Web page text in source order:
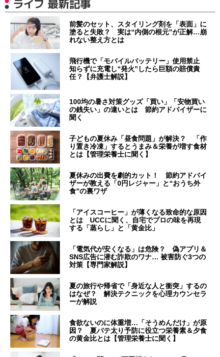
ライフ 最新記事
前髪のセット、スタイリング剤を「表面」に
塗ると失敗？ 実は“内側の根元”が正解…崩
れない整え方とは
飛行機で「モバイルバッテリー」使用禁止
知らずに充電し“発火”したら巨額の賠償責
任？【弁護士解説】
100均の暑さ対策グッズ「買い」「安物買い
の銭失い」の違いとは 節約アドバイザーに
聞く
子どもの夏休み「昼食問題」が解決？ 「作
り置き冷凍」するとうまみ＆栄養が増す食材
とは【管理栄養士に聞く】
夏休みの出費を劇的カット！ 節約アドバイ
ザーが教える「0円レジャー」と“おうち外
食”の裏ワザ
「アイスコーヒー」が薄くなる致命的な原因
とは UCCに聞く、自宅でプロの味を再現
する「蒸らし」と「黄金比」
「電気代が安くなる」は危険？ 偽アプリ＆
SNS広告に潜む詐欺のワナ… 被害防ぐ3つの
対策【専門家解説】
夏の旅行や帰省で「身近な人と衝突」するの
はなぜ？ 解決テクニックを心理カウンセラ
ーが解説
食欲ないのに体重増…「そうめんだけ」が原
因？ 夏バテ太り予防に役立つ栄養素＆夕食
の黄金比とは【管理栄養士に聞く】